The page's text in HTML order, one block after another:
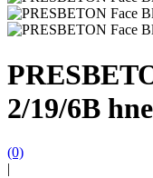
2/19/6B
(0)
|